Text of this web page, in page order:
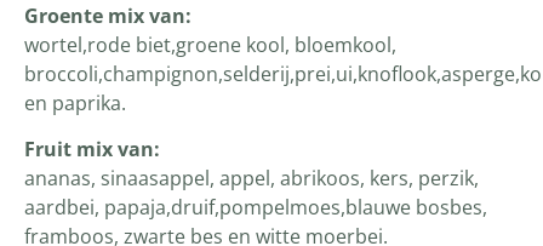
Groente mix van:
wortel,rode biet,groene kool, bloemkool,
en paprika.
Fruit mix van:
ananas, sinaasappel, appel, abrikoos, kers, perzik,
aardbei, papaja,druif,pompelmoes,blauwe bosbes,
framboos, zwarte bes en witte moerbei.